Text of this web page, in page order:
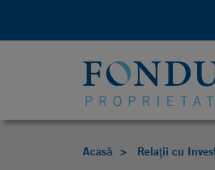
Acasă Relaţii cu